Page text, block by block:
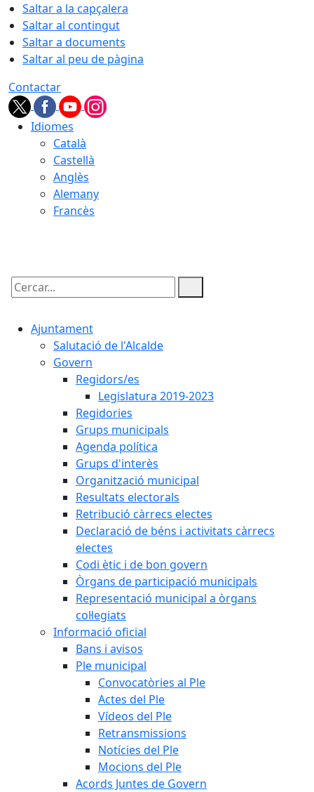
Saltar a la capçalera
Saltar al contingut
Saltar a documents
Saltar al peu de pàgina
Contactar
Idiomes
Català
Castellà
Anglès
Alemany
Francès
Cercar:
Ajuntament
Salutació de l'Alcalde
Govern
Regidors/es
Legislatura 2019-2023
Regidories
Grups municipals
Agenda política
Grups d'interès
Organització municipal
Resultats electorals
Retribució càrrecs electes
Declaració de béns i activitats càrrecs
electes
Codi ètic i de bon govern
Òrgans de participació municipals
Representació municipal a òrgans
col·legiats
Informació oficial
Bans i avisos
Ple municipal
Convocatòries al Ple
Actes del Ple
Vídeos del Ple
Retransmissions
Notícies del Ple
Mocions del Ple
Acords Juntes de Govern